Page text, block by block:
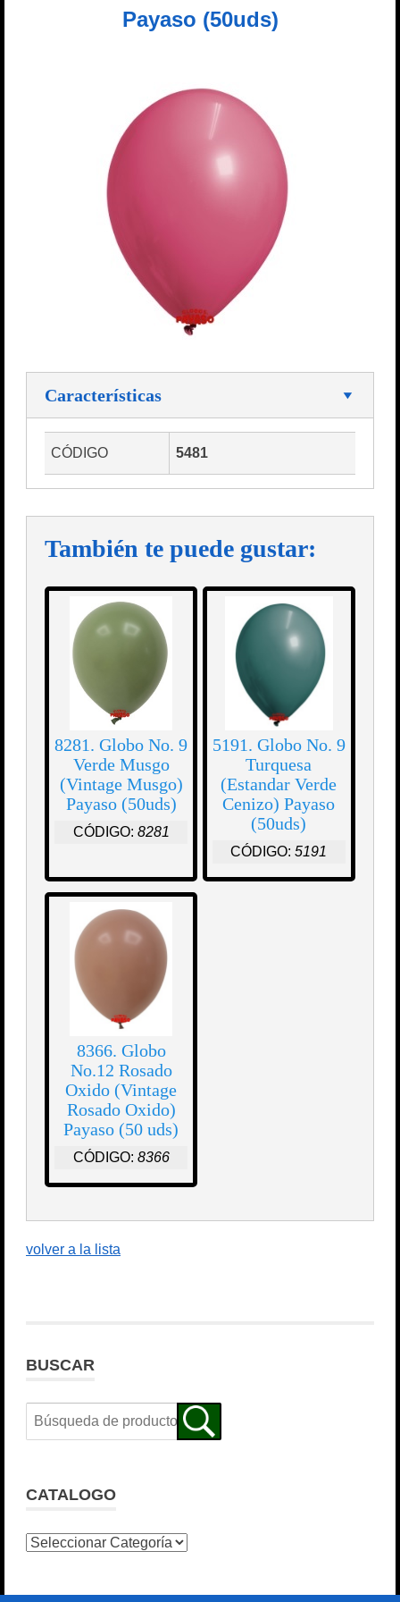
Payaso (50uds)
Características
CÓDIGO 5481
También te puede gustar:
8281. Globo No. 9
Verde Musgo
(Vintage Musgo)
Payaso (50uds)
CÓDIGO: 8281
5191. Globo No. 9
Turquesa
(Estandar Verde
Cenizo) Payaso
(50uds)
CÓDIGO: 5191
8366. Globo
No.12 Rosado
Oxido (Vintage
Rosado Oxido)
Payaso (50 uds)
CÓDIGO: 8366
volver a la lista
BUSCAR
CATALOGO